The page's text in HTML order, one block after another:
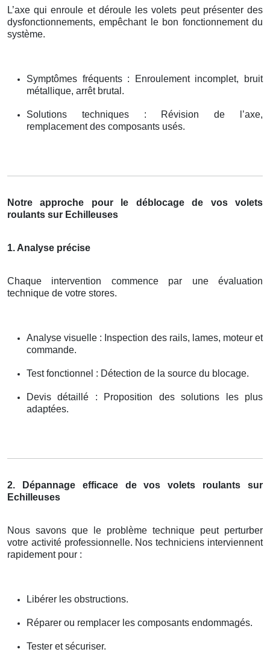
L’axe qui enroule et déroule les volets peut présenter des
dysfonctionnements, empêchant le bon fonctionnement du
système.
Symptômes fréquents : Enroulement incomplet, bruit
métallique, arrêt brutal.
Solutions techniques : Révision de l’axe,
remplacement des composants usés.
Notre approche pour le déblocage de vos volets
roulants sur Echilleuses
1. Analyse précise
Chaque intervention commence par une évaluation
technique de votre stores.
Analyse visuelle : Inspection des rails, lames, moteur et
commande.
Test fonctionnel : Détection de la source du blocage.
Devis détaillé : Proposition des solutions les plus
adaptées.
2. Dépannage efficace de vos volets roulants sur
Echilleuses
Nous savons que le problème technique peut perturber
votre activité professionnelle. Nos techniciens interviennent
rapidement pour :
Libérer les obstructions.
Réparer ou remplacer les composants endommagés.
Tester et sécuriser.